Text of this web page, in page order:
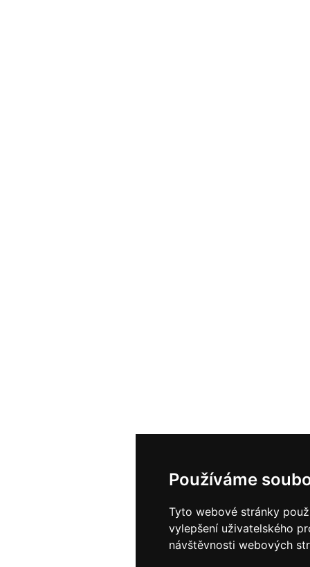
Používáme
Tyto webové stránky
vylepšení uživatelského
návštěvnosti webových